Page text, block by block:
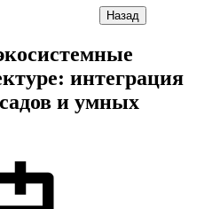
Назад
интеграция
и умных